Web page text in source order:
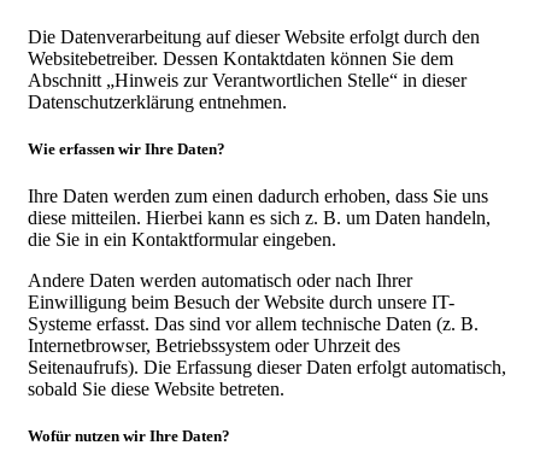
Die Datenverarbeitung auf dieser Website erfolgt durch den
Websitebetreiber. Dessen Kontaktdaten können Sie dem
Abschnitt „Hinweis zur Verantwortlichen Stelle“ in dieser
Datenschutzerklärung entnehmen.
Wie erfassen wir Ihre Daten?
Ihre Daten werden zum einen dadurch erhoben, dass Sie uns
diese mitteilen. Hierbei kann es sich z. B. um Daten handeln,
die Sie in ein Kontaktformular eingeben.
Andere Daten werden automatisch oder nach Ihrer
Einwilligung beim Besuch der Website durch unsere IT-
Systeme erfasst. Das sind vor allem technische Daten (z. B.
Internetbrowser, Betriebssystem oder Uhrzeit des
Seitenaufrufs). Die Erfassung dieser Daten erfolgt automatisch,
sobald Sie diese Website betreten.
Wofür nutzen wir Ihre Daten?